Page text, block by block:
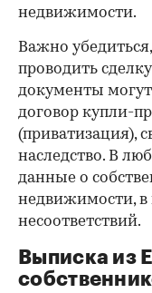
недвижимости.
Важно
проводить
документы
договор купли-
(приватизация),
наследство. В
данные о
недвижимости,
несоответствий.
Выписка из